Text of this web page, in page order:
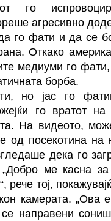
го
агресивно
го фати и да се
Откако
медиуми го фати,
борба.
но јас го
го вратот
На видеото,
од посекотина на
дека го
ме касна за
рече тој,
камерата. „Ова
направени